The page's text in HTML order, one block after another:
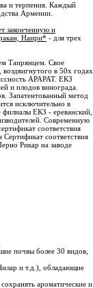
и терпения. Каждый
Армении.
законченную и
Наири* - для трех
Таирянцем. Свое
в 50х годах
АРАРАТ. ЕКЗ
и плодов винограда.
Запатентованный метод
исключительно в
филиалы ЕКЗ - ереванский,
Современную
соответствия
соответствия
Рикар на заводе
почвы более 30 видов,
и т.д.), обладающие
ароматические и